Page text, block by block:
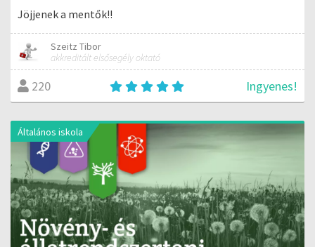
Jöjjenek a mentők!!
Szeitz Tibor
akkreditált elsősegély oktató
220 Ingyenes!
Általános iskola